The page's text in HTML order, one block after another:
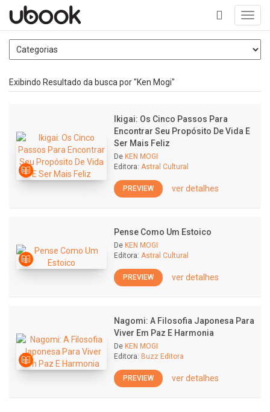
+
Exibindo Resultado da busca por "Ken Mogi"
Ikigai: Os Cinco Passos Para
Encontrar Seu Propósito De Vida E
Ser Mais Feliz
De KEN MOGI
Editora: Astral Cultural
PREVIEW ver detalhes
Pense Como Um Estoico
De KEN MOGI
Editora: Astral Cultural
PREVIEW ver detalhes
Nagomi: A Filosofia Japonesa Para
Viver Em Paz E Harmonia
De KEN MOGI
Editora: Buzz Editora
PREVIEW ver detalhes